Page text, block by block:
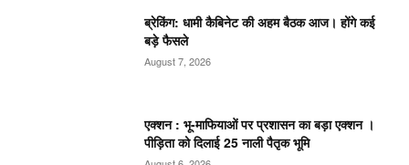
ब्रेकिंग: धामी कैबिनेट की अहम बैठक आज। होंगे कई
बड़े फैसले
August 7, 2026
एक्शन : भू-माफियाओं पर प्रशासन का बड़ा एक्शन ।
पीड़िता को दिलाई 25 नाली पैतृक भूमि